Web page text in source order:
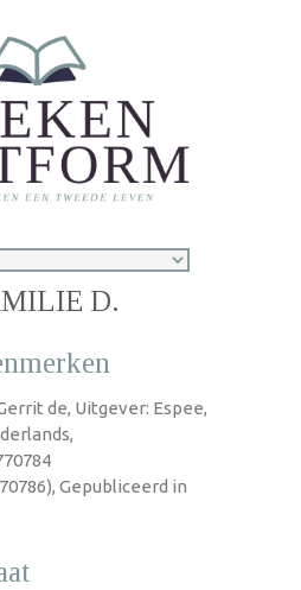
D.
de, Uitgever: Espee,
Gepubliceerd in